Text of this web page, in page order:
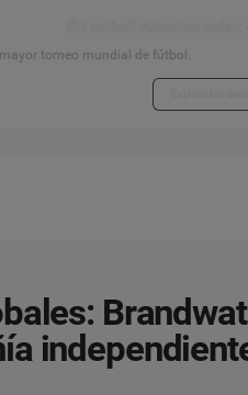
torneo mundial de fútbol.